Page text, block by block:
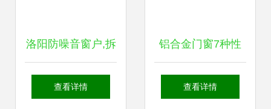
洛阳防噪音窗户,拆
除更新还是加装哪
查看详情
铝合金门窗7种性
能实验
查看详情